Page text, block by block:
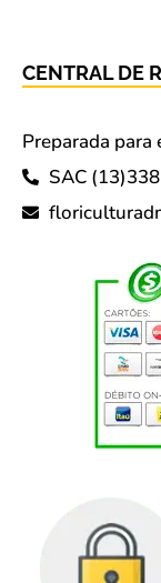
CENTRAL DE
Preparada para
SAC